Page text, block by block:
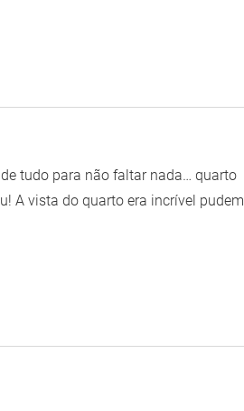
tudo para não faltar nada… quarto
A vista do quarto era incrível